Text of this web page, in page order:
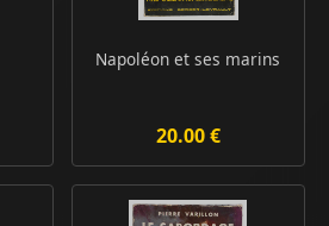
Napoléon et ses marins
20.00 €